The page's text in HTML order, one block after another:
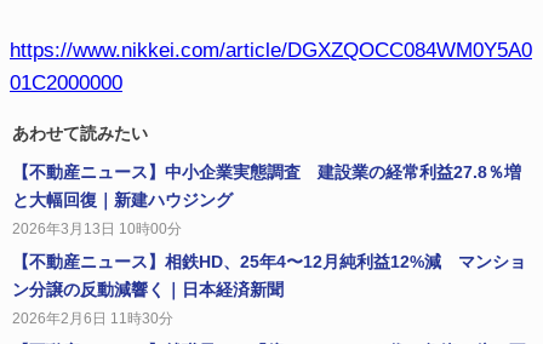
https://www.nikkei.com/article/DGXZQOCC084WM0Y5A0
01C2000000
あわせて読みたい
【不動産ニュース】中小企業実態調査 建設業の経常利益27.8％増
と大幅回復｜新建ハウジング
2026年3月13日 10時00分
【不動産ニュース】相鉄HD、25年4〜12月純利益12%減 マンショ
ン分譲の反動減響く｜日本経済新聞
2026年2月6日 11時30分